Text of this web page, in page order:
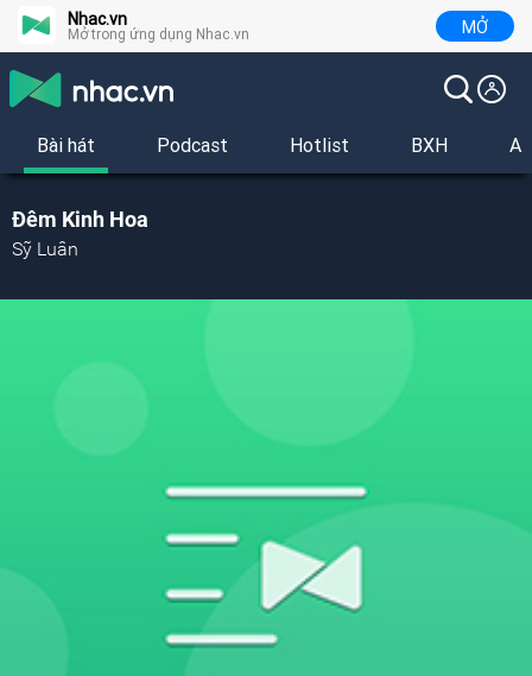
Nhac.vn
Mở trong ứng dụng Nhac.vn MỞ
Bài hát Podcast Hotlist BXH
Đêm Kinh Hoa
Sỹ Luân